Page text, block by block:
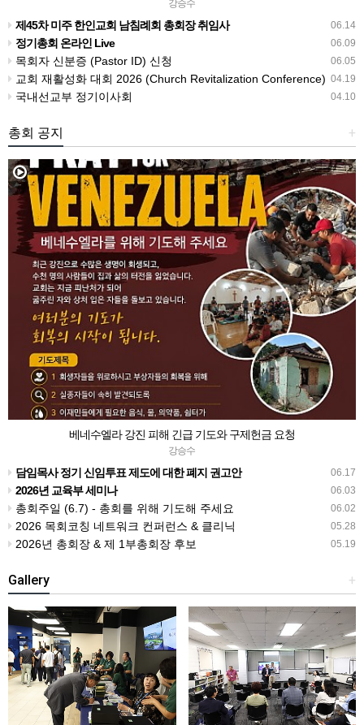
강승수
06.14
제45차 미주 한인교회 남침례회 총회장 취임사
06.09
정기총회 온라인 Live
06.05
목회자 신분증 (Pastor ID) 신청
04.19
교회 재활성화 대회 2026 (Church Revitalization Conference)
04.10
국내선교부 정기이사회
+
총회 공지
베네수엘라 강진 피해 긴급 기도와 구제헌금 요청
강승수
06.17
담임목사 정기 신임투표 제도에 대한 폐지 권고안
06.03
2026년 교육부 세미나
06.02
총회주일 (6.7) - 총회를 위해 기도해 주세요
05.28
2026 목회코칭 네트워크 컨퍼런스 & 클리닉
05.19
2026년 총회장 & 제 1부총회장 후보
+
Gallery